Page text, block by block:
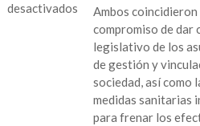
desactivados
Ambos coincidieron
compromiso de
legislativo de los
de gestión y
sociedad, así como
medidas sanitarias
para frenar los